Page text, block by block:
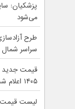
پزشکیان:
می‌شود
طرح
سراسر
۱۴۰۵ اعلام شد
لیست قیمت